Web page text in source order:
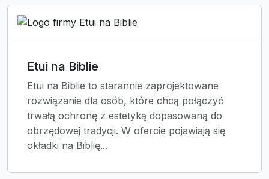
Etui na Biblie
Etui na Biblie to starannie zaprojektowane
rozwiązanie dla osób, które chcą połączyć
trwałą ochronę z estetyką dopasowaną do
obrzędowej tradycji. W ofercie pojawiają się
okładki na Biblię...